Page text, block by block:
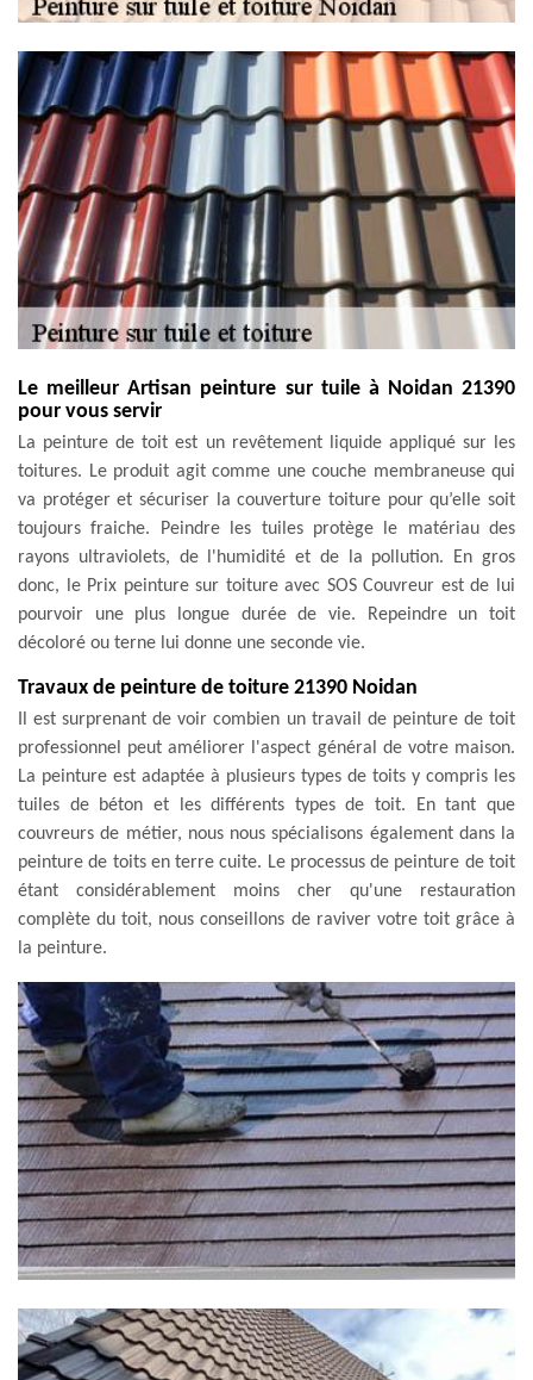
Le meilleur Artisan peinture sur tuile à Noidan 21390
pour vous servir
La peinture de toit est un revêtement liquide appliqué sur les
toitures. Le produit agit comme une couche membraneuse qui
va protéger et sécuriser la couverture toiture pour qu’elle soit
toujours fraiche. Peindre les tuiles protège le matériau des
rayons ultraviolets, de l'humidité et de la pollution. En gros
donc, le Prix peinture sur toiture avec SOS Couvreur est de lui
pourvoir une plus longue durée de vie. Repeindre un toit
décoloré ou terne lui donne une seconde vie.
Travaux de peinture de toiture 21390 Noidan
Il est surprenant de voir combien un travail de peinture de toit
professionnel peut améliorer l'aspect général de votre maison.
La peinture est adaptée à plusieurs types de toits y compris les
tuiles de béton et les différents types de toit. En tant que
couvreurs de métier, nous nous spécialisons également dans la
peinture de toits en terre cuite. Le processus de peinture de toit
étant considérablement moins cher qu'une restauration
complète du toit, nous conseillons de raviver votre toit grâce à
la peinture.